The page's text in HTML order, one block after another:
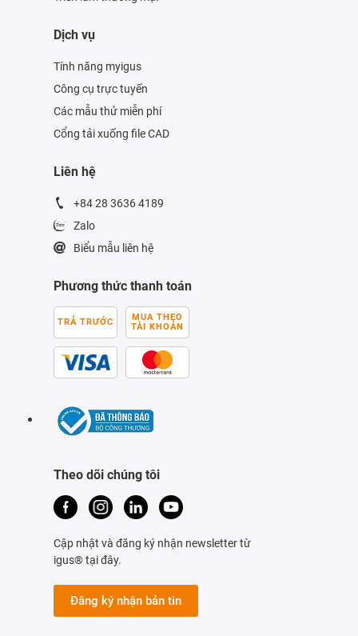
Dịch vụ
Tính năng myigus
Công cụ trực tuyến
Các mẫu thử miễn phí
Cổng tải xuống file CAD
Liên hệ
+84 28 3636 4189
Zalo
Biểu mẫu liên hệ
Phương thức thanh toán
TRẢ TRƯỚC
MUA THEO
TÀI KHOẢN
Theo dõi chúng tôi
Cập nhật và đăng ký nhận newsletter từ
igus® tại đây.
Đăng ký nhận bản tin